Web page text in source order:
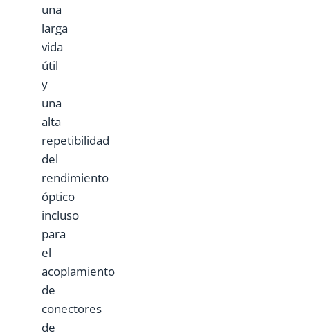
una
larga
vida
útil
y
una
alta
repetibilidad
del
rendimiento
óptico
incluso
para
el
acoplamiento
de
conectores
de